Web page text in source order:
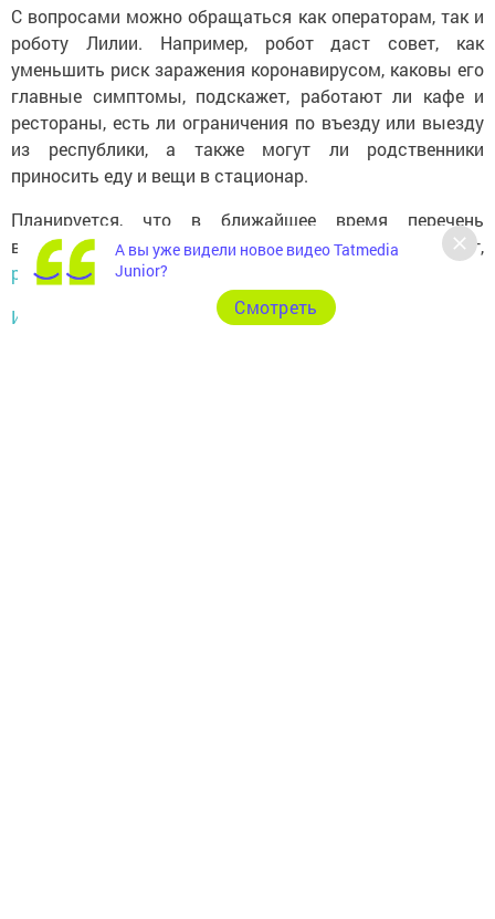
С вопросами можно обращаться как операторам, так и
роботу Лилии. Например, робот даст совет, как
уменьшить риск заражения коронавирусом, каковы его
главные симптомы, подскажет, работают ли кафе и
рестораны, есть ли ограничения по въезду или выезду
из республики, а также могут ли родственники
приносить еду и вещи в стационар.
Планируется, что в ближайшее время перечень
вопросов, на которые Лилия сможет дать ответ,
расширится до 163.
Источник
А вы уже видели новое видео Tatmedia
Junior?
Cмотреть